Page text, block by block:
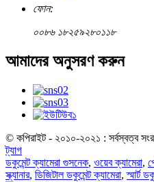
ফোন:
০০৮৬ ১৮২৫৯২৮০১১৮
আমাদের অনুসরণ করুন
© কপিরাইট - ২০১০-২০২১ : সর্বস্বত্ব
ট্যাগ
ডকুমেন্ট ক্যামেরা গুসনেক, ওয়েব ক্যামেরা,
স্ক্যানার, ডিজিটাল ডকুমেন্ট ক্যামেরা,স্মার্ট